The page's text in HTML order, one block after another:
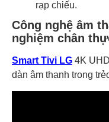
rạp chiếu.
Công nghệ âm
nghiệm chân
Smart Tivi LG 4K
dàn âm thanh trong